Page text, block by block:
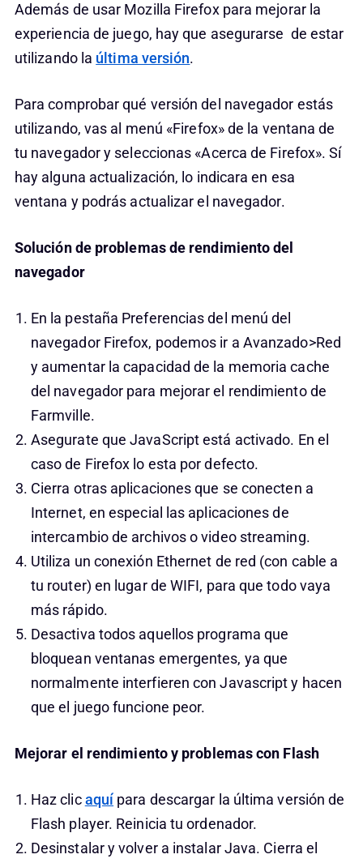
Además de usar Mozilla Firefox para mejorar la
experiencia de juego, hay que asegurarse de estar
utilizando la última versión.
Para comprobar qué versión del navegador estás
utilizando, vas al menú «Firefox» de la ventana de
tu navegador y seleccionas «Acerca de Firefox». Sí
hay alguna actualización, lo indicara en esa
ventana y podrás actualizar el navegador.
Solución de problemas de rendimiento del
navegador
En la pestaña Preferencias del menú del
navegador Firefox, podemos ir a Avanzado>Red
y aumentar la capacidad de la memoria cache
del navegador para mejorar el rendimiento de
Farmville.
Asegurate que JavaScript está activado. En el
caso de Firefox lo esta por defecto.
Cierra otras aplicaciones que se conecten a
Internet, en especial las aplicaciones de
intercambio de archivos o video streaming.
Utiliza un conexión Ethernet de red (con cable a
tu router) en lugar de WIFI, para que todo vaya
más rápido.
Desactiva todos aquellos programa que
bloquean ventanas emergentes, ya que
normalmente interfieren con Javascript y hacen
que el juego funcione peor.
Mejorar el rendimiento y problemas con Flash
Haz clicaquí para descargar la última versión de
Flash player. Reinicia tu ordenador.
Desinstalar y volver a instalar Java. Cierra el